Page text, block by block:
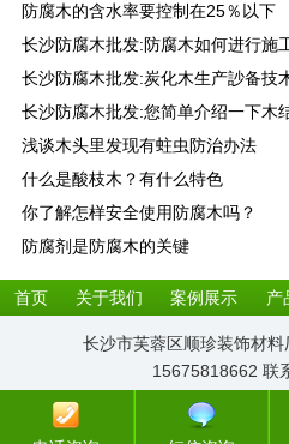
防腐木的含水率要控制在25％以下
长沙防腐木批发:防腐木如何进行施
长沙防腐木批发:炭化木生产訬备技
长沙防腐木批发:您简单介绍一下木
浅谈木头里发现有蛀虫防治办法
什么是酸枝木？有什么特色
你了解怎样安全使用防腐木吗？
防腐剂是防腐木的关键
首页 关于我们 案例展示 产
长沙市芙蓉区顺珍装饰材
15675818662 联